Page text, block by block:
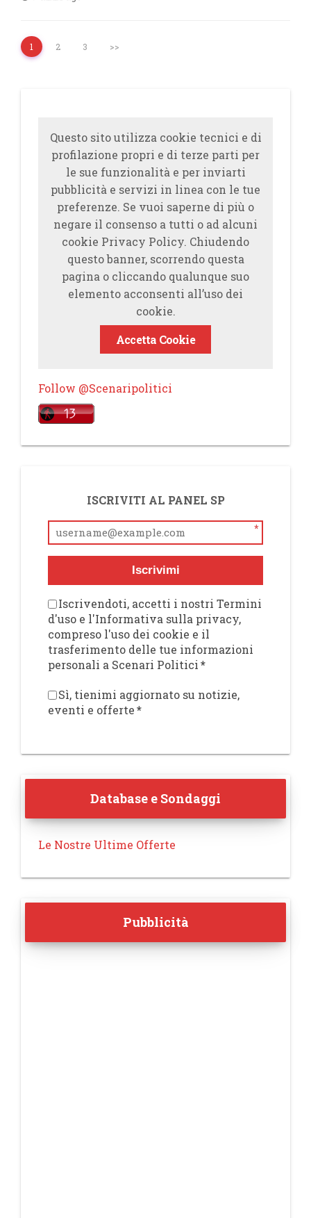
1 2 3 >>
Questo sito utilizza cookie tecnici e di
profilazione propri e di terze parti per
le sue funzionalità e per inviarti
pubblicità e servizi in linea con le tue
preferenze. Se vuoi saperne di più o
negare il consenso a tutti o ad alcuni
cookie Privacy Policy. Chiudendo
questo banner, scorrendo questa
pagina o cliccando qualunque suo
elemento acconsenti all’uso dei
cookie.
Accetta Cookie
Follow @Scenaripolitici
ISCRIVITI AL PANEL SP
*
Iscrivimi
Iscrivendoti, accetti i nostri Termini
d'uso e l'Informativa sulla privacy,
compreso l'uso dei cookie e il
trasferimento delle tue informazioni
personali a Scenari Politici*
Sì, tienimi aggiornato su notizie,
eventi e offerte*
Database e Sondaggi
Le Nostre Ultime Offerte
Pubblicità